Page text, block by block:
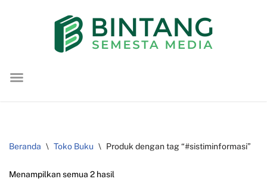
konten
Beranda \ Toko Buku \ Produk dengan tag “#sistiminformasi”
Menampilkan semua 2 hasil